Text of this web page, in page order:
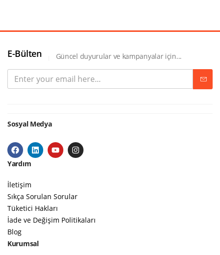
E-Bülten Güncel duyurular ve kampanyalar için...
Sosyal Medya
Yardım
İletişim
Sıkça Sorulan Sorular
Tüketici Hakları
İade ve Değişim Politikaları
Blog
Kurumsal